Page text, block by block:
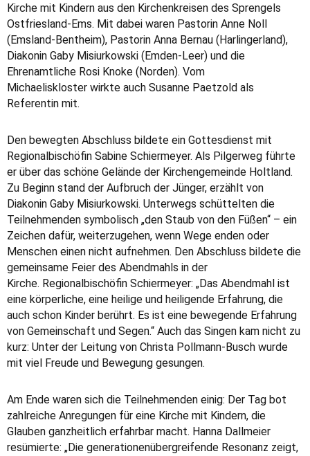
Kirche mit Kindern aus den Kirchenkreisen des Sprengels
Ostfriesland-Ems. Mit dabei waren Pastorin Anne Noll
(Emsland-Bentheim), Pastorin Anna Bernau (Harlingerland),
Diakonin Gaby Misiurkowski (Emden-Leer) und die
Ehrenamtliche Rosi Knoke (Norden). Vom
Michaeliskloster wirkte auch Susanne Paetzold als
Referentin mit.
Den bewegten Abschluss bildete ein Gottesdienst mit
Regionalbischöfin Sabine Schiermeyer. Als Pilgerweg führte
er über das schöne Gelände der Kirchengemeinde Holtland.
Zu Beginn stand der Aufbruch der Jünger, erzählt von
Diakonin Gaby Misiurkowski. Unterwegs schüttelten die
Teilnehmenden symbolisch „den Staub von den Füßen“ – ein
Zeichen dafür, weiterzugehen, wenn Wege enden oder
Menschen einen nicht aufnehmen. Den Abschluss bildete die
gemeinsame Feier des Abendmahls in der
Kirche. Regionalbischöfin Schiermeyer: „Das Abendmahl ist
eine körperliche, eine heilige und heiligende Erfahrung, die
auch schon Kinder berührt. Es ist eine bewegende Erfahrung
von Gemeinschaft und Segen.“ Auch das Singen kam nicht zu
kurz: Unter der Leitung von Christa Pollmann-Busch wurde
mit viel Freude und Bewegung gesungen.
Am Ende waren sich die Teilnehmenden einig: Der Tag bot
zahlreiche Anregungen für eine Kirche mit Kindern, die
Glauben ganzheitlich erfahrbar macht. Hanna Dallmeier
resümierte: „Die generationenübergreifende Resonanz zeigt,